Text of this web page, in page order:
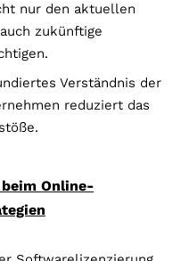
nur den aktuellen
zukünftige
Verständnis der
reduziert das
Online-